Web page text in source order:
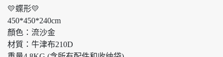
💛蝶形💛
450*450*240cm
顏色：流沙金
材質：牛津布210D